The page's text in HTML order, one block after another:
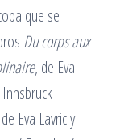
que se
Du corps aux
, de Eva
Eva Lavric y